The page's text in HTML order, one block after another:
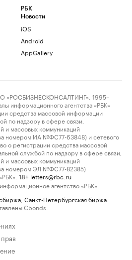
РБК
Новости
iOS
Android
AppGallery
«РОСБИЗНЕСКОНСАЛТИНГ», 1995–
информационного агентства «РБК»
средства массовой информации
по надзору в сфере связи,
и массовых коммуникаций
номером ИА №ФС77-63848) и сетевого
о регистрации средства массовой
службой по надзору в сфере связи,
и массовых коммуникаций
номером ЭЛ №ФС77-82385)
18+ letters@rbc.ru
агентство «РБК».
Санкт-Петербургская биржа
Cbonds.